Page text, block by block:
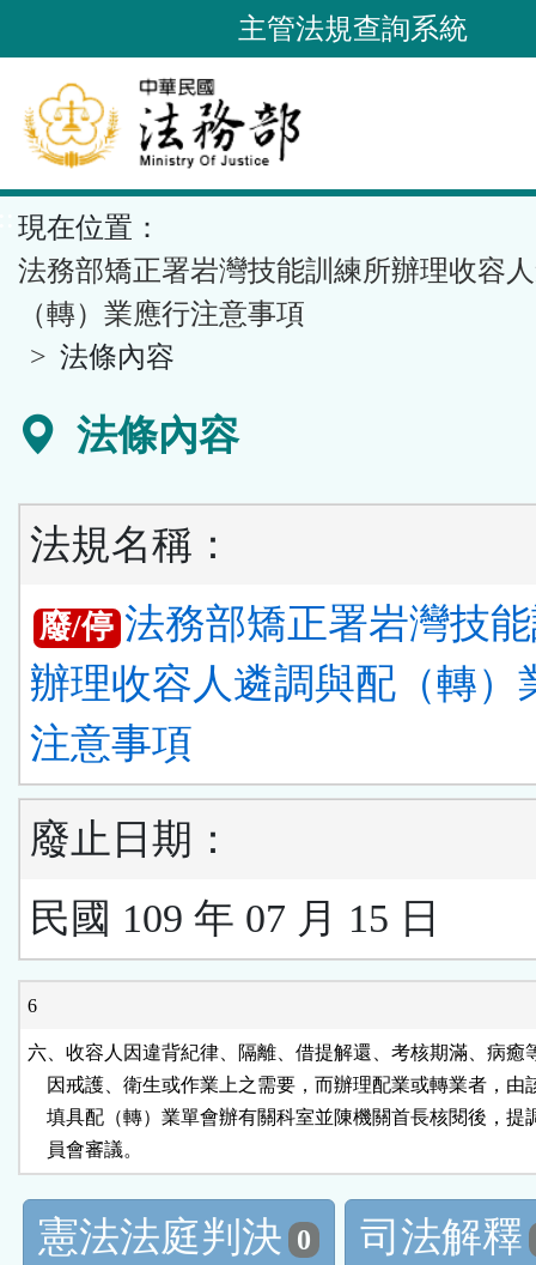
到
要
內
容
區
塊
主管法規查詢系統
現在位置：
法務部矯正署岩灣技能訓練所辦理收容
（轉）業應行注意事項
法條內容
法條內容
法規名稱：
廢/停 法務部矯正署岩灣技
辦理收容人遴調與配（轉）
注意事項
廢止日期：
民國 109 年 07 月 15 日
6
六、收容人因違背紀律、隔離、借提解還、考核期滿、病癒
因戒護、衛生或作業上之需要，而辦理配業或轉業者，由
填具配（轉）業單會辦有關科室並陳機關首長核閱後，提
    員會審議。
憲法法庭判決 0
司法解釋